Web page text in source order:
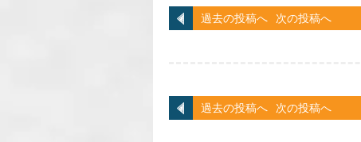
過去の投稿へ 次の投稿へ
過去の投稿へ 次の投稿へ